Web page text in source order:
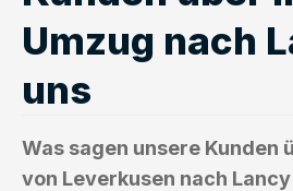
Umzug nach
uns
Was sagen unsere Kunden
von Leverkusen nach